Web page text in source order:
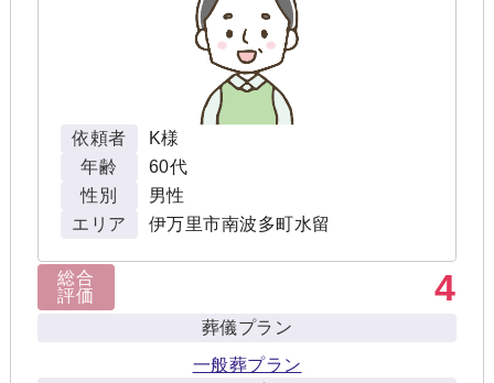
依頼者
K様
年齢
60代
性別
男性
エリア
伊万里市南波多町水留
総合
評価
4
葬儀プラン
一般葬プラン